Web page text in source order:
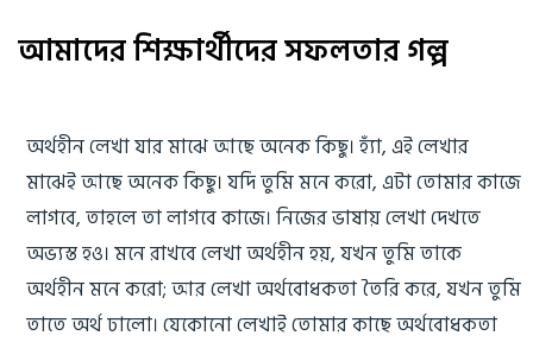
আমাদের শিক্ষার্থীদের সফলতার গল্প
অর্থহীন লেখা যার মাঝে আছে অনেক কিছু। হ্যাঁ, এই লেখার
মাঝেই আছে অনেক কিছু। যদি তুমি মনে করো, এটা তোমার কাজে
লাগবে, তাহলে তা লাগবে কাজে। নিজের ভাষায় লেখা দেখতে
অভ্যস্ত হও। মনে রাখবে লেখা অর্থহীন হয়, যখন তুমি তাকে
অর্থহীন মনে করো; আর লেখা অর্থবোধকতা তৈরি করে, যখন তুমি
তাতে অর্থ ঢালো। যেকোনো লেখাই তোমার কাছে অর্থবোধকতা